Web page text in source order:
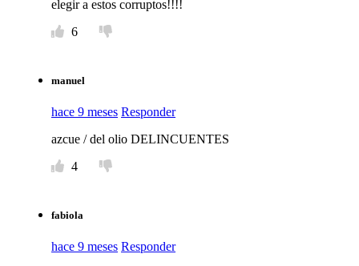
elegir a estos corruptos!!!!
6
manuel
hace 9 meses Responder
azcue / del olio DELINCUENTES
4
fabiola
hace 9 meses Responder